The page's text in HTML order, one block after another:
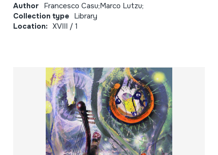
Author Francesco Casu;Marco Lutzu;
Collection type Library
Location: XVIII / 1